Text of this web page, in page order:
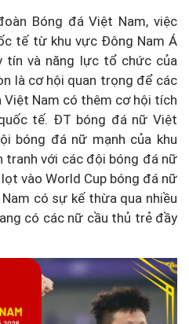
Bóng đá Việt Nam, việc
tế từ khu vực Đông Nam Á
tín và năng lực tổ chức của
là cơ hội quan trọng để các
Nam có thêm cơ hội tích
tế. ĐT bóng đá nữ Việt
bóng đá nữ mạnh của khu
tranh với các đội bóng đá nữ
vào World Cup bóng đá nữ
có sự kế thừa qua nhiều
có các nữ cầu thủ trẻ đầy